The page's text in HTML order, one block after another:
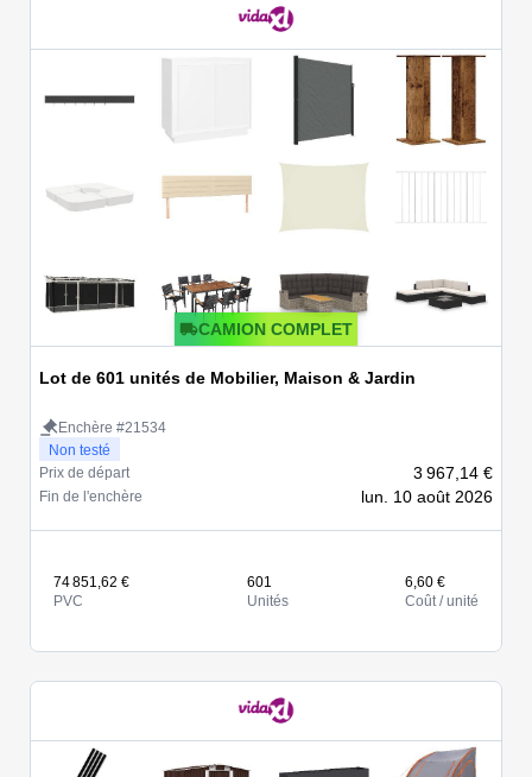
CAMION COMPLET
Lot de 601 unités de Mobilier, Maison & Jardin
Enchère #21534
Non testé
Prix de départ
3 967,14 €
Fin de l'enchère lun. 10 août 2026
74 851,62 €
PVC
601
Unités
6,60 €
Coût / unité